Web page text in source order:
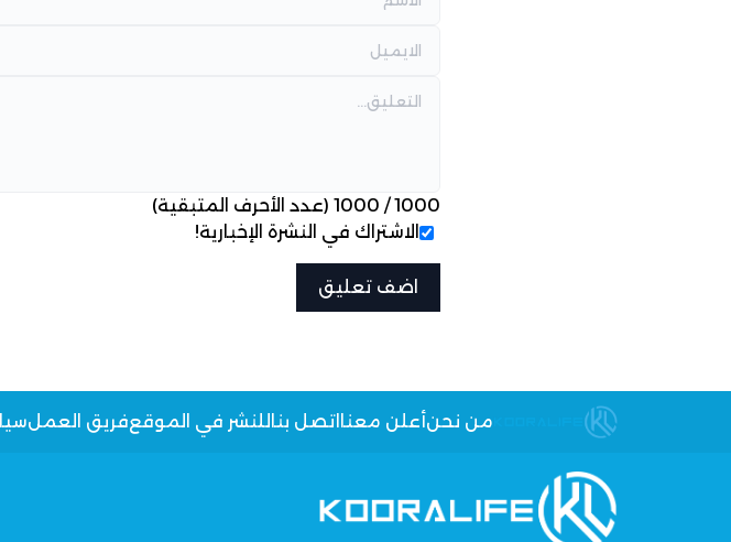
1000
/
1000 (عدد الأحرف المتبقية)
الاشتراك في النشرة الإخبارية!
من نحنأعلن معنا اتصل بنا للنشر في الموقعفريق العمل